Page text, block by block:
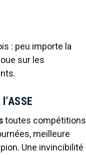
: peu importe la
sur les
toutes compétitions
meilleure
Une invincibilité